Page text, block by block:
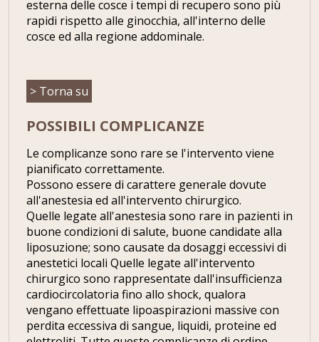
esterna delle cosce i tempi di recupero sono più
rapidi rispetto alle ginocchia, all'interno delle
cosce ed alla regione addominale.
> Torna su
POSSIBILI COMPLICANZE
Le complicanze sono rare se l'intervento viene
pianificato correttamente.
Possono essere di carattere generale dovute
all'anestesia ed all'intervento chirurgico.
Quelle legate all'anestesia sono rare in pazienti in
buone condizioni di salute, buone candidate alla
liposuzione; sono causate da dosaggi eccessivi di
anestetici locali Quelle legate all'intervento
chirurgico sono rappresentate dall'insufficienza
cardiocircolatoria fino allo shock, qualora
vengano effettuate lipoaspirazioni massive con
perdita eccessiva di sangue, liquidi, proteine ed